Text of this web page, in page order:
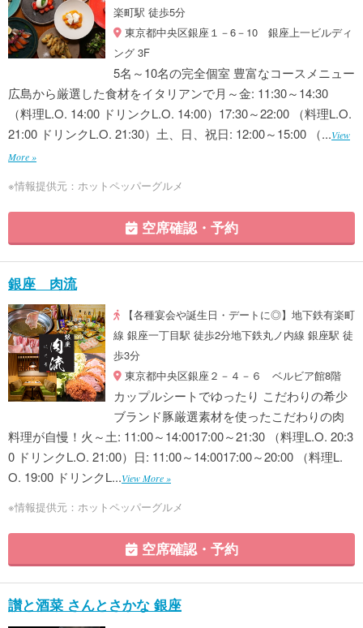
楽町駅 徒歩5分
東京都中央区銀座１－6－10 銀座上一ビルディ
ング 3F
5名～10名の完全個室 豊富なコースメニュー
広島から厳選した食材をイタリアンで月～金: 11:30～14:30
（料理L.O. 14:00 ドリンクL.O. 14:00）17:30～22:00 （料理L.O.
21:00 ドリンクL.O. 21:30）土、日、祝日: 12:00～15:00 （...View
More »
※情報提供元：ホットペッパーグルメ
空席確認・予約
銀座 肉流
【各種宴会や誕生日・デートに◎】地下鉄有楽町
線 銀座一丁目駅 徒歩2分地下鉄丸ノ内線 銀座駅 徒
歩3分
東京都中央区銀座２－４－６ ベルビア館8階
カップルシートでゆったり こだわりの希少
ブランド豚厳選素材を使ったこだわりの肉
料理が自慢！火～土: 11:00～14:0017:00～21:30 （料理L.O. 20:3
0 ドリンクL.O. 21:00）日: 11:00～14:0017:00～20:00 （料理L.
O. 19:00 ドリンクL...View More »
※情報提供元：ホットペッパーグルメ
空席確認・予約
讃と酒菜 さんとさかな 銀座